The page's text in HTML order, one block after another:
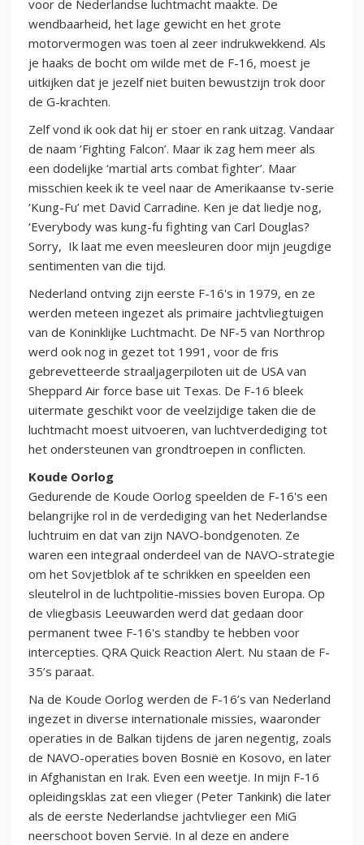
voor de Nederlandse luchtmacht maakte. De
wendbaarheid, het lage gewicht en het grote
motorvermogen was toen al zeer indrukwekkend. Als
je haaks de bocht om wilde met de F-16, moest je
uitkijken dat je jezelf niet buiten bewustzijn trok door
de G-krachten.
Zelf vond ik ook dat hij er stoer en rank uitzag. Vandaar
de naam ‘Fighting Falcon’. Maar ik zag hem meer als
een dodelijke ‘martial arts combat fighter’. Maar
misschien keek ik te veel naar de Amerikaanse tv-serie
‘Kung-Fu’ met David Carradine. Ken je dat liedje nog,
‘Everybody was kung-fu fighting van Carl Douglas?
Sorry, Ik laat me even meesleuren door mijn jeugdige
sentimenten van die tijd.
Nederland ontving zijn eerste F-16's in 1979, en ze
werden meteen ingezet als primaire jachtvliegtuigen
van de Koninklijke Luchtmacht. De NF-5 van Northrop
werd ook nog in gezet tot 1991, voor de fris
gebrevetteerde straaljagerpiloten uit de USA van
Sheppard Air force base uit Texas. De F-16 bleek
uitermate geschikt voor de veelzijdige taken die de
luchtmacht moest uitvoeren, van luchtverdediging tot
het ondersteunen van grondtroepen in conflicten.
Koude Oorlog
Gedurende de Koude Oorlog speelden de F-16's een
belangrijke rol in de verdediging van het Nederlandse
luchtruim en dat van zijn NAVO-bondgenoten. Ze
waren een integraal onderdeel van de NAVO-strategie
om het Sovjetblok af te schrikken en speelden een
sleutelrol in de luchtpolitie-missies boven Europa. Op
de vliegbasis Leeuwarden werd dat gedaan door
permanent twee F-16's standby te hebben voor
intercepties. QRA Quick Reaction Alert. Nu staan de F-
35’s paraat.
Na de Koude Oorlog werden de F-16’s van Nederland
ingezet in diverse internationale missies, waaronder
operaties in de Balkan tijdens de jaren negentig, zoals
de NAVO-operaties boven Bosnië en Kosovo, en later
in Afghanistan en Irak. Even een weetje. In mijn F-16
opleidingsklas zat een vlieger (Peter Tankink) die later
als de eerste Nederlandse jachtvlieger een MiG
neerschoot boven Servië. In al deze en andere